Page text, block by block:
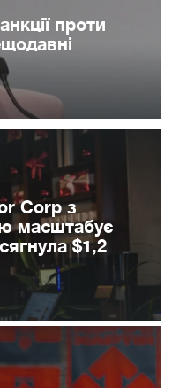
проти
Corp з
масштабує
$1,2